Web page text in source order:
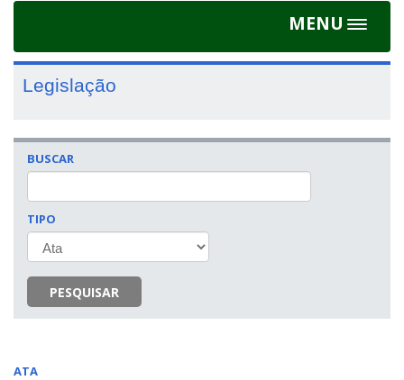
MENU
Toggle
Legislação
BUSCAR
TIPO
PESQUISAR
ATA